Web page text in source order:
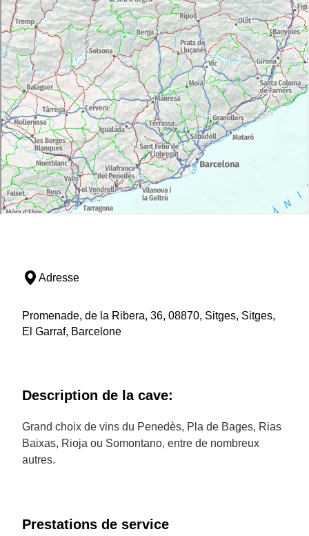
Adresse
Promenade, de la Ribera, 36, 08870, Sitges, Sitges,
El Garraf, Barcelone
Description de la cave:
Grand choix de vins du Penedès, Pla de Bages, Rias
Baixas, Rioja ou Somontano, entre de nombreux
autres.
Prestations de service